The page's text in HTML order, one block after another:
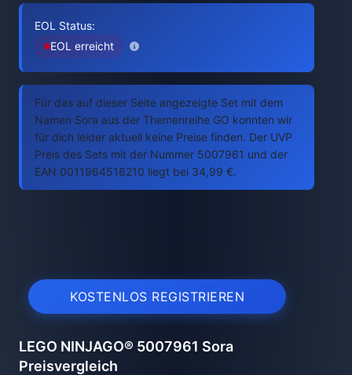
EOL Status:
EOL erreicht
Für das auf dieser Seite angezeigte Set mit dem
Namen Sora aus der Themenreihe GO konnten wir
für dich leider aktuell keine Preise finden. Der UVP
Preis des Sets mit der Nummer 5007961 und der
EAN 0011964518210 liegt bei 34,99 €.
KOSTENLOS REGISTRIEREN
LEGO NINJAGO® 5007961 Sora
Preisvergleich